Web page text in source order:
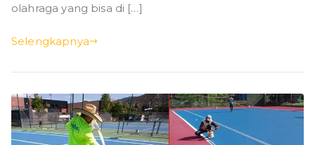
olahraga yang bisa di […]
Selengkapnya